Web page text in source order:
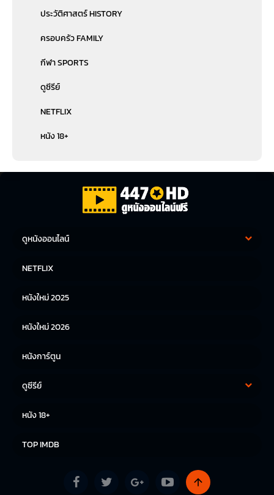
ประวัติศาสตร์ HISTORY
ครอบครัว FAMILY
กีฬา SPORTS
ดูซีรีย์
NETFLIX
หนัง 18+
ดูหนังออนไลน์
หนังญี่ปุ่น
NETFLIX
หนังใหม่ 2025
หนังใหม่ 2026
หนังการ์ตูน
ดูซีรีย์
หนัง 18+
TOP IMDB